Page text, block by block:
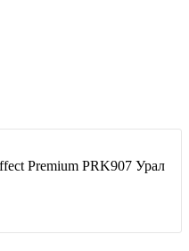
Premium PRK907 Урал